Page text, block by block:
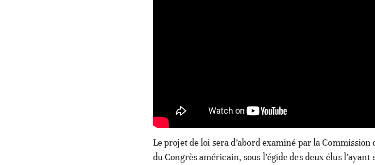
Le projet de loi sera d’abord examiné par la
du Congrès américain, sous l’égide des deux élus l’ayant